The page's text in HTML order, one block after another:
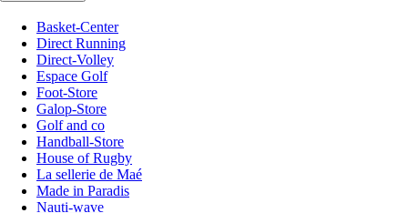
Basket-Center
Direct Running
Direct-Volley
Espace Golf
Foot-Store
Galop-Store
Golf and co
Handball-Store
House of Rugby
La sellerie de Maé
Made in Paradis
Nauti-wave